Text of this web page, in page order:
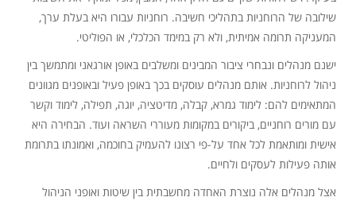
שילובה של הרוחניות בתהליכי חשיבה. רוחניות עבורו היא בעלת ערך,
המעניקה תרומה אמיתית, ולא רק במימד הכלכלי, או הפוליטי.
ישנם מנהלים ונבחרי ציבור המבינים ומשלבים באופן אורגאני ומתמשך בין
ניהול לרוחניות. אותם מנהלים עוסקים בכך באופן פעיל ובאופנים מגוונים
המתאימים להם: לימוד גמרא, קבלה, מדיטציה, יוגה, תפילה, לימוד וקשר
עם מורים רוחניים, ביקורים במקומות מעוררי השראה ועוד. הבחירה היא
אישית ומותאמת לכל אחד על-פי רצונו להעמיק בחוכמה, ואמונתו בתרומת
אותה פעילות לעסקים ולחיים.
אצל מנהלים אלה נוצרת האחדה מחשבתית בין שיטות ואופני הניהול